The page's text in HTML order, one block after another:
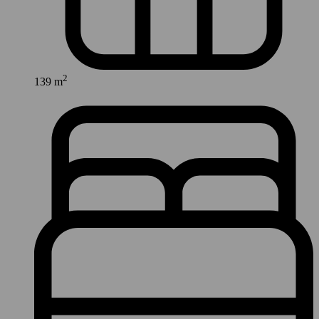
139 m2